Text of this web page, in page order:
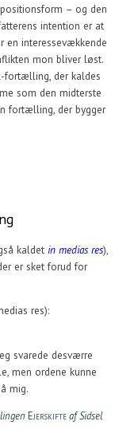
– og den
intention er at
en interessevækkende
mon bliver løst.
fortælling, der kaldes
som den midterste
fortælling, der bygger
kaldetin medias res),
er sket forud for
res):
svarede desværre
men ordene kunne
mig.
Ejerskifteaf Sidsel